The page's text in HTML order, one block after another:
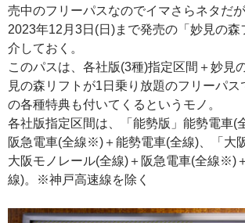
売中のフリーパスなのでイマさらネタだ
2023年12月3日(日)まで発売の「妙見の森
介しておく。
このパスは、各社版(3種)指定区間＋妙見
見の森リフトが1日乗り放題のフリーパ
の各種特典も付いてくるというモノ。
各社版指定区間は、「能勢版」能勢電車(
阪急電車(全線※)＋能勢電車(全線)、「大
大阪モノレール(全線)＋阪急電車(全線※)
線)。※神戸高速線を除く